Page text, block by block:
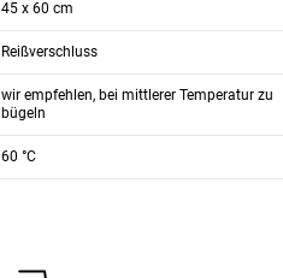
45 x 60 cm
Reißverschluss
wir empfehlen, bei mittlerer Temperatur zu
bügeln
60 °C